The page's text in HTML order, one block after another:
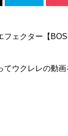
フェクター【
てウクレレの動画